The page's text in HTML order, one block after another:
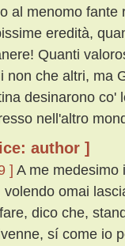
al menomo fante
eredità,
Quanti
non che altri, ma
desinarono co'
nell'altro
author ]
] A me medesimo
volendo omai
dico che,
sí come io